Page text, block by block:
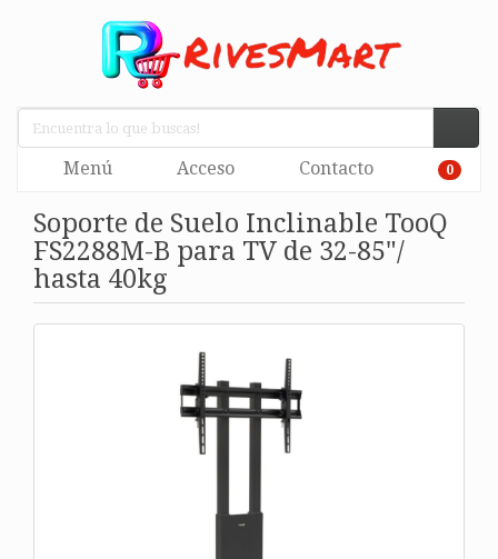
Menú Acceso Contacto 0
Soporte de Suelo Inclinable TooQ
FS2288M-B para TV de 32-85"/
hasta 40kg